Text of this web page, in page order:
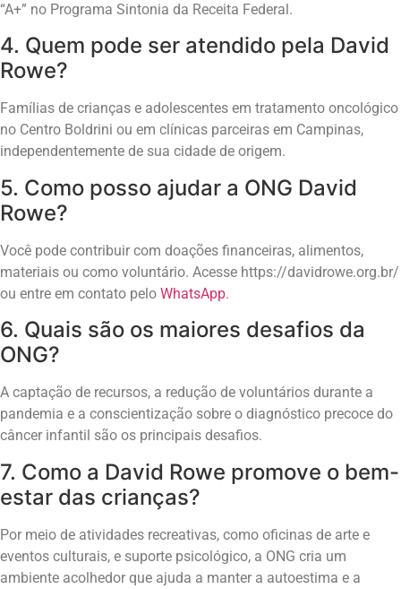
“A+” no Programa Sintonia da Receita Federal.
4. Quem pode ser atendido pela David
Rowe?
Famílias de crianças e adolescentes em tratamento oncológico
no Centro Boldrini ou em clínicas parceiras em Campinas,
independentemente de sua cidade de origem.
5. Como posso ajudar a ONG David
Rowe?
Você pode contribuir com doações financeiras, alimentos,
materiais ou como voluntário. Acesse https://davidrowe.org.br/
ou entre em contato pelo WhatsApp.
6. Quais são os maiores desafios da
ONG?
A captação de recursos, a redução de voluntários durante a
pandemia e a conscientização sobre o diagnóstico precoce do
câncer infantil são os principais desafios.
7. Como a David Rowe promove o bem-
estar das crianças?
Por meio de atividades recreativas, como oficinas de arte e
eventos culturais, e suporte psicológico, a ONG cria um
ambiente acolhedor que ajuda a manter a autoestima e a